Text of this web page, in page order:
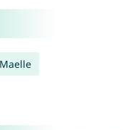
Maelle